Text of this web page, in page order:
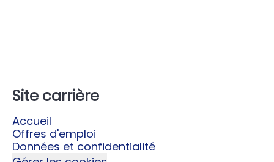
Site carrière
Accueil
Offres d'emploi
Données et confidentialité